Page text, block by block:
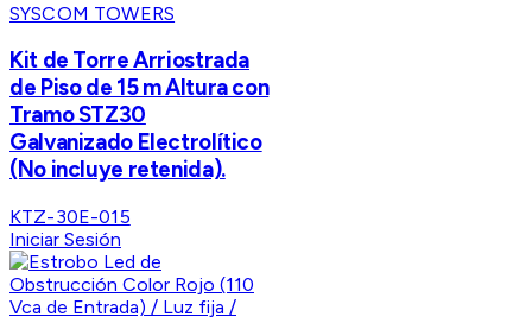
SYSCOM TOWERS
Kit de Torre Arriostrada
de Piso de 15 m Altura con
Tramo STZ30
Galvanizado Electrolítico
(No incluye retenida).
KTZ-30E-015
Iniciar Sesión